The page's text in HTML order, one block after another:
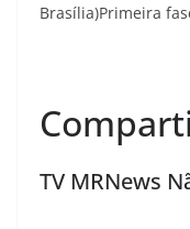
Brasília)Primeira
TV MRNews